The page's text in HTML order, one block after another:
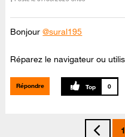
Bonjour@sural195
Réparez le navigateur ou
Répondre 0
1